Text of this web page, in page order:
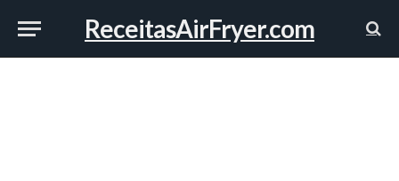
ReceitasAirFryer.com